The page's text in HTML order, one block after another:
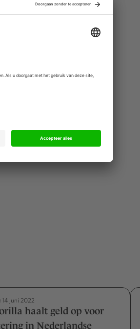
Het bedrijf heeft bijna
nieuwe maatregelen
doorbetaald en dat blijft
naar Rusland stilliggen.
liggen, binnenkort in de
te waarborgen",
tak van IKEA wilde hier
winkels. Ook baat het
14 juni 2022
haalt geld op voor
in Nederlandse